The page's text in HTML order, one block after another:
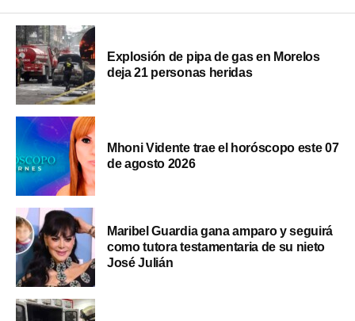
Explosión de pipa de gas en Morelos
deja 21 personas heridas
Mhoni Vidente trae el horóscopo este 07
de agosto 2026
Maribel Guardia gana amparo y seguirá
como tutora testamentaria de su nieto
José Julián